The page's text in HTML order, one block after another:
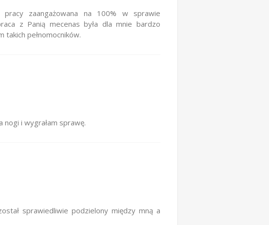
pracy zaangażowana na 100% w sprawie
z Panią mecenas była dla mnie bardzo
pełnomocników.
nogi i wygrałam sprawę.
sprawiedliwie podzielony między mną a